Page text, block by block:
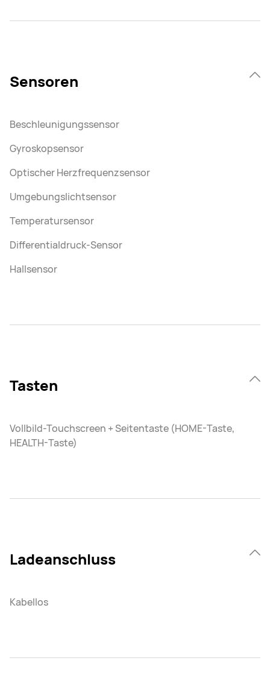
Sensoren
Beschleunigungssensor
Gyroskopsensor
Optischer Herzfrequenzsensor
Umgebungslichtsensor
Temperatursensor
Differentialdruck-Sensor
Hallsensor
Tasten
Vollbild-Touchscreen + Seitentaste (HOME-Taste,
HEALTH-Taste)
Ladeanschluss
Kabellos